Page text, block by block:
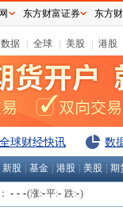
数据 全球 美股 港股
全球财经快讯 数
新股 基金 港股 美股 期
： - - -(涨:-平:- 跌:-)
东方财富证券 东方